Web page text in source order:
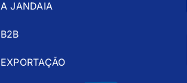
A JANDAIA
B2B
EXPORTAÇÃO